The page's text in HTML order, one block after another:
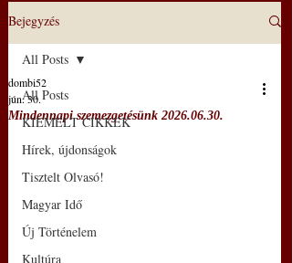
Bejegyzés
All Posts
KIEMELT CIKKEK
Hírek, újdonságok
Tisztelt Olvasó!
Magyar Idő
Új Történelem
Kultúra
All Posts
Mindennapi szemezgetésünk 2026.06.30.
dombi52
jún. 30.